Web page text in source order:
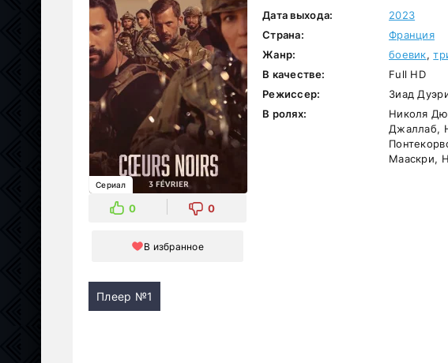
Сериал
0 0
В избранное
Дата выхода:
2023
Страна:
Франция
Жанр:
боевик,
В качестве:
Full HD
Режиссер:
Зиад
В ролях:
Николя
Джаллаб,
Мааскри,
Плеер №1